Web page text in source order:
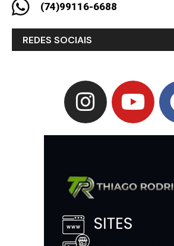
(74)99116-6688
REDES SOCIAIS